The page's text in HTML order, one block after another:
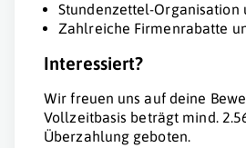
Stundenzettel-
Zahlreiche Firmenrabatte
Interessiert?
Wir freuen uns auf deine
Vollzeitbasis beträgt mind.
Überzahlung geboten.